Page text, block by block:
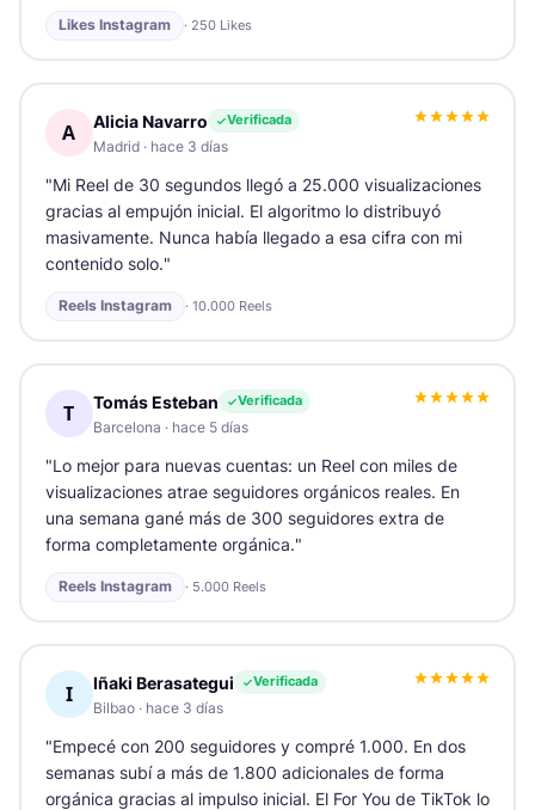
Likes Instagram · 250 Likes
A Alicia Navarro Verificada
Madrid· hace 3 días
"Mi Reel de 30 segundos llegó a 25.000 visualizaciones
gracias al empujón inicial. El algoritmo lo distribuyó
masivamente. Nunca había llegado a esa cifra con mi
contenido solo."
Reels Instagram · 10.000 Reels
T Tomás Esteban Verificada
Barcelona · hace 5 días
"Lo mejor para nuevas cuentas: un Reel con miles de
visualizaciones atrae seguidores orgánicos reales. En
una semana gané más de 300 seguidores extra de
forma completamente orgánica."
Reels Instagram · 5.000 Reels
I Iñaki Berasategui Verificada
Bilbao· hace 3 días
"Empecé con 200 seguidores y compré 1.000. En dos
semanas subí a más de 1.800 adicionales de forma
orgánica gracias al impulso inicial. El For You de TikTok lo